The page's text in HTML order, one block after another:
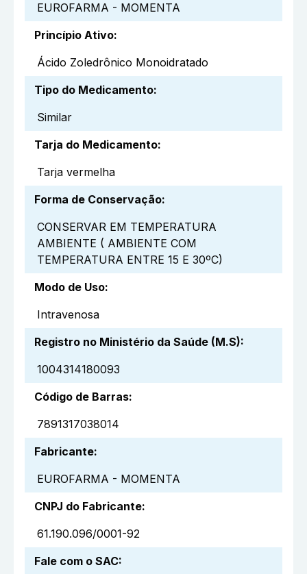
EUROFARMA - MOMENTA
Princípio Ativo:
Ácido Zoledrônico Monoidratado
Tipo do Medicamento:
Similar
Tarja do Medicamento:
Tarja vermelha
Forma de Conservação:
CONSERVAR EM TEMPERATURA
AMBIENTE ( AMBIENTE COM
TEMPERATURA ENTRE 15 E 30ºC)
Modo de Uso:
Intravenosa
Registro no Ministério da Saúde (M.S):
1004314180093
Código de Barras:
7891317038014
Fabricante:
EUROFARMA - MOMENTA
CNPJ do Fabricante:
61.190.096/0001-92
Fale com o SAC: